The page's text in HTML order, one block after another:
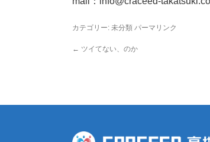
カテゴリー: 未分類 パーマリンク
← ツイてない、のか